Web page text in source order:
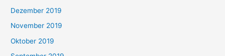
Dezember 2019
November 2019
Oktober 2019